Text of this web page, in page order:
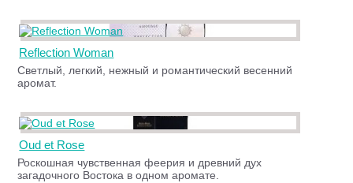
Reflection Woman
Светлый, легкий, нежный и романтический весенний
аромат.
Oud et Rose
Роскошная чувственная феерия и древний дух
загадочного Востока в одном аромате.